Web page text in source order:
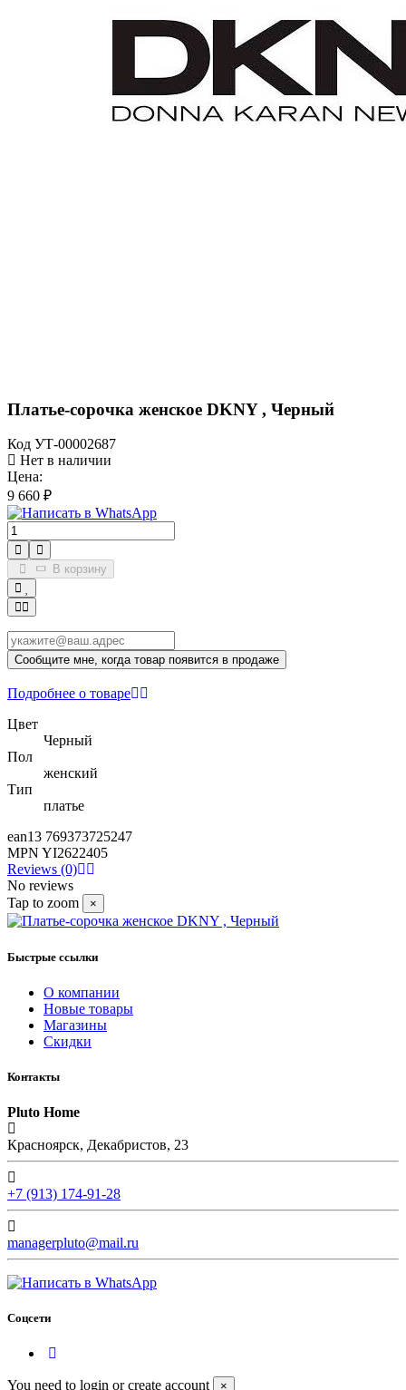
Платье-сорочка женское DKNY , Черный
Код УТ-00002687
Нет в наличии
Цена:
9 660 ₽
В корзину
Подробнее о товаре
Цвет
Черный
Пол
женский
Тип
платье
ean13 769373725247
MPN YI2622405
Reviews (0)
No reviews
Tap to zoom
×
Быстрые ссылки
О компании
Новые товары
Магазины
Скидки
Контакты
Pluto Home
Красноярск, Декабристов, 23
+7 (913) 174-91-28
managerpluto@mail.ru
Соцсети
You need to login or create account ×